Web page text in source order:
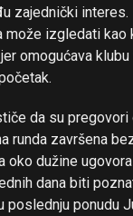
zajednički interes.
može izgledati kao
omogućava
da su pregovori
runda završena
oko dužine
dana biti
poslednju ponudu